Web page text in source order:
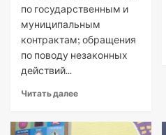
по государственным и
муниципальным
контрактам; обращения
по поводу незаконных
действий...
Читать далее